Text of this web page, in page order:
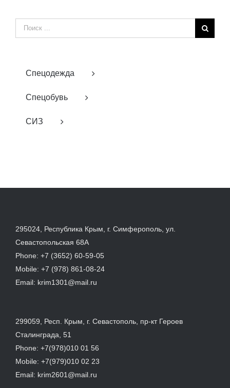
Результат
поиска:
Спецодежда
Спецобувь
СИЗ
295024, Республика Крым, г. Симферополь, ул.
Севастопольская 68А
Phone: +7 (3652) 60-59-05
Mobile: +7 (978) 861-08-24
Email: krim1301@mail.ru
299059, Респ. Крым, г. Севастополь, пр-кт Героев
Сталинграда, 51
Phone: +7(978)010 01 56
Mobile: +7(979)010 02 23
Email: krim2601@mail.ru